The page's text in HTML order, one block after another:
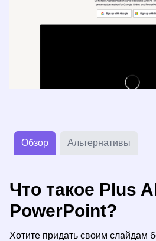
Обзор Альтернативы
Что такое Plus
PowerPoint?
Хотите придать своим слайдам